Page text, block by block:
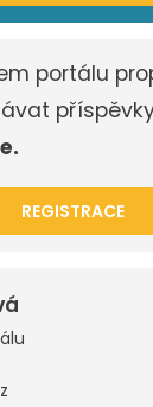
portálu
REGISTRACE